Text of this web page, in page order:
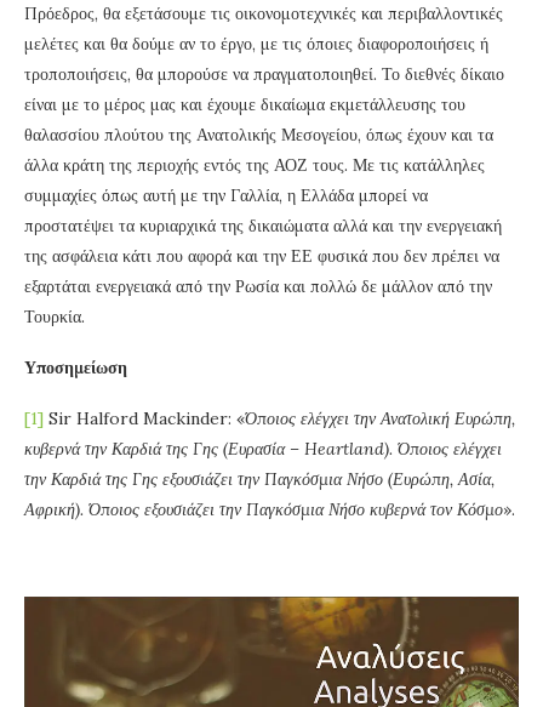
Πρόεδρος, θα εξετάσουμε τις οικονομοτεχνικές και περιβαλλοντικές
μελέτες και θα δούμε αν το έργο, με τις όποιες διαφοροποιήσεις ή
τροποποιήσεις, θα μπορούσε να πραγματοποιηθεί. Το διεθνές δίκαιο
είναι με το μέρος μας και έχουμε δικαίωμα εκμετάλλευσης του
θαλασσίου πλούτου της Ανατολικής Μεσογείου, όπως έχουν και τα
άλλα κράτη της περιοχής εντός της ΑΟΖ τους. Με τις κατάλληλες
συμμαχίες όπως αυτή με την Γαλλία, η Ελλάδα μπορεί να
προστατέψει τα κυριαρχικά της δικαιώματα αλλά και την ενεργειακή
της ασφάλεια κάτι που αφορά και την ΕΕ φυσικά που δεν πρέπει να
εξαρτάται ενεργειακά από την Ρωσία και πολλώ δε μάλλον από την
Τουρκία.
Υποσημείωση
[1] Sir Halford Mackinder: «Όποιος ελέγχει την Ανατολική Ευρώπη,
κυβερνά την Καρδιά της Γης (Ευρασία – Heartland). Όποιος ελέγχει
την Καρδιά της Γης εξουσιάζει την Παγκόσμια Νήσο (Ευρώπη, Ασία,
Αφρική). Όποιος εξουσιάζει την Παγκόσμια Νήσο κυβερνά τον Κόσμο».